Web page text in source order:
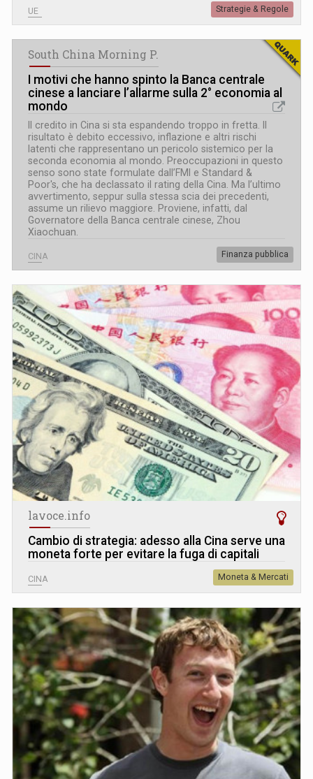
UE Strategie & Regole
South China Morning P.
I motivi che hanno spinto la Banca centrale
cinese a lanciare l’allarme sulla 2° economia al
mondo
Il credito in Cina si sta espandendo troppo in fretta. Il
risultato è debito eccessivo, inflazione e altri rischi
latenti che rappresentano un pericolo sistemico per la
seconda economia al mondo. Preoccupazioni in questo
senso sono state formulate dall’FMI e Standard &
Poor's, che ha declassato il rating della Cina. Ma l’ultimo
avvertimento, seppur sulla stessa scia dei precedenti,
assume un rilievo maggiore. Proviene, infatti, dal
Governatore della Banca centrale cinese, Zhou
Xiaochuan.
CINA Finanza pubblica
lavoce.info
Cambio di strategia: adesso alla Cina serve una
moneta forte per evitare la fuga di capitali
CINA Moneta & Mercati